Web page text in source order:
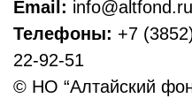
Email: info@altfond.ru
Телефоны: +7
22-92-51
© НО “Алтайский